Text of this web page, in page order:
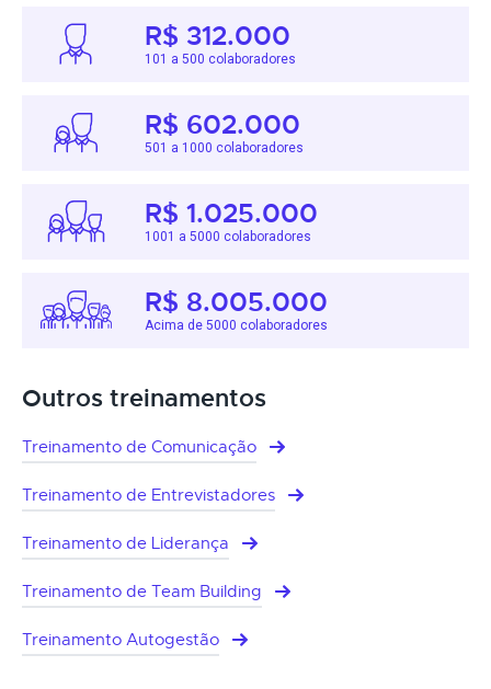
R$ 312.000
101 a 500 colaboradores
R$ 602.000
501 a 1000 colaboradores
R$ 1.025.000
1001 a 5000 colaboradores
R$ 8.005.000
Acima de 5000 colaboradores
Outros treinamentos
Treinamento de Comunicação
Treinamento de Entrevistadores
Treinamento de Liderança
Treinamento de Team Building
Treinamento Autogestão